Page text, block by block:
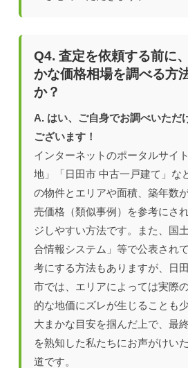
Q4. 査定を依頼する前に
かな価格相場を調べる方
か？
A. はい、ご自身でお調べいただ
ございます！
インターネットのポータルサイ
地」「日田市 中古一戸建て」な
の物件とエリアや面積、築年数
売価格（類似事例）を参考にさ
ジしやすい方法です。また、国
合情報システム」等で公表され
考にする方法もありますが、日
市では、エリアによっては実際
的な地価にズレが生じることも
大まかな目安を掴んだ上で、最
を熟知した私たちにお声がけい
道です。